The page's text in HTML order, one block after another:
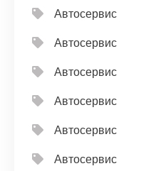
Автосервис
Автосервис
Автосервис
Автосервис
Автосервис
Автосервис